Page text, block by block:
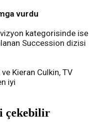
vurdu
kategorisinde ise
Succession dizisi
Kieran Culkin, TV
iyi
çekebilir